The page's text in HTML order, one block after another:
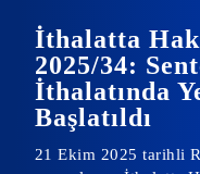
İthalatta
2025/34:
İthalatında
Başlatıldı
21 Ekim 2025 tarihli